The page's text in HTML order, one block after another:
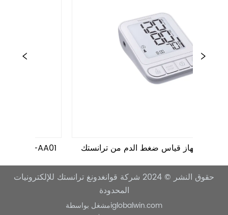
جهاز قياس ضغط الدم من ترانستك TMB-2275 جهاز قياس ضغط الدم من ترانستك TMB-2272-
حقوق النشر © 2024
شركة قوانغدونغ ترانستك للإلكترونيات
المحدودة
مشغل بواسطةiglobalwin.com